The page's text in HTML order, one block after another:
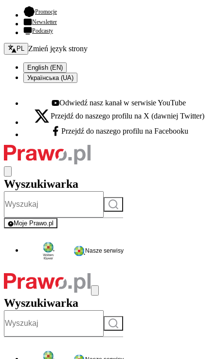
Promocje- otwiera się w nowej karcie
Newsletter
Podcasty
Zmień język - bieżący:
PL Zmień język strony
English (EN)
Українська (UA)
Youtube - otwiera się w nowej karcie
Odwiedź nasz kanał w serwisie YouTube
X - otwiera się w nowej karcie
Przejdź do naszego profilu na X (dawniej Twitter)
Facebook - otwiera się w nowej karcie
Przejdź do naszego profilu na Facebooku
Wyszukiwarka
Szukaj
Moje Prawo.pl
- rejestracja i logowanie do serwisu
Nasze serwisy
Wyszukiwarka
Szukaj